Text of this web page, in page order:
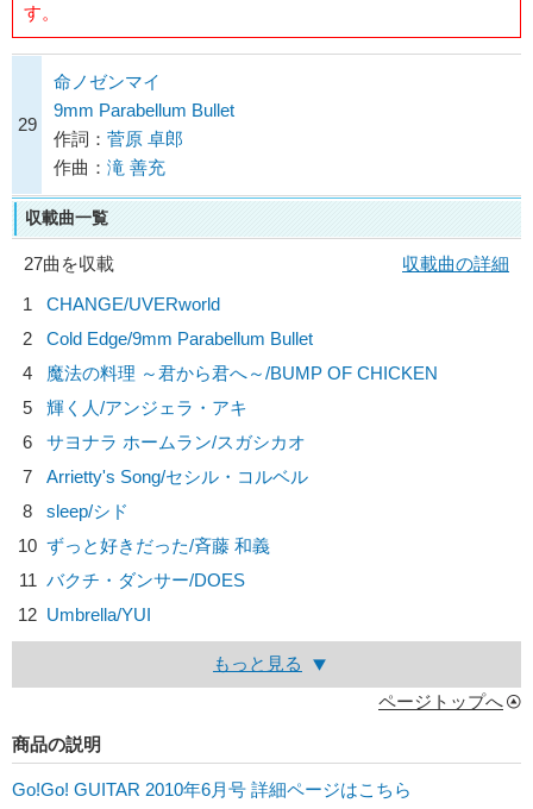
す。
29
命ノゼンマイ
9mm Parabellum Bullet
作詞： 菅原 卓郎
作曲： 滝 善充
収載曲一覧
27曲を収載
収載曲の詳細
1
CHANGE/UVERworld
2
Cold Edge/9mm Parabellum Bullet
4
魔法の料理 ～君から君へ～/BUMP OF CHICKEN
5
輝く人/アンジェラ・アキ
6
サヨナラ ホームラン/スガシカオ
7
Arrietty's Song/セシル・コルベル
8
sleep/シド
10 ずっと好きだった/斉藤 和義
11 バクチ・ダンサー/DOES
12 Umbrella/YUI
もっと見る
ページトップへ
商品の説明
Go!Go! GUITAR 2010年6月号 詳細ページはこちら